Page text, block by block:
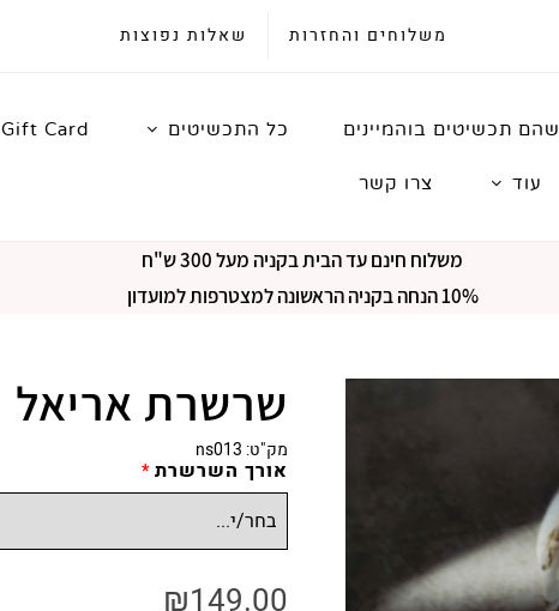
משלוחים והחזרות שאלות נפוצות
שהם תכשיטים בוהמיינים כל התכשיטים Gift Card
עוד צרו קשר
משלוח חינם עד הבית בקניה מעל 300 ש"ח
10% הנחה בקניה הראשונה למצטרפות למועדון
שרשרת אריאל
מק"ט: ns013
אורך השרשרת*
₪149.00